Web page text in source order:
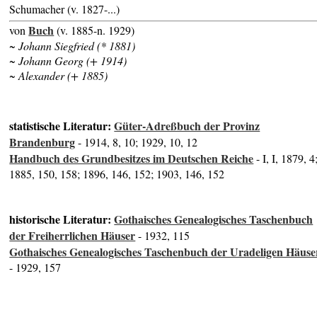
Schumacher (v. 1827-...)
vonBuch(v. 1885-n. 1929)
~ Johann Siegfried (* 1881)
~ Johann Georg (+ 1914)
~ Alexander (+ 1885)
statistische Literatur:Güter-Adreßbuch der Provinz
Brandenburg- 1914, 8, 10; 1929, 10, 12
Handbuch des Grundbesitzes im Deutschen Reiche- I, I, 1879,
1885, 150, 158; 1896, 146, 152; 1903, 146, 152
historische Literatur:Gothaisches Genealogisches Taschenbuch
der Freiherrlichen Häuser- 1932, 115
Gothaisches Genealogisches Taschenbuch der Uradeligen
- 1929, 157